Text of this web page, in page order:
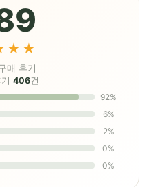
매 후기
406건
92%
6%
2%
0%
0%